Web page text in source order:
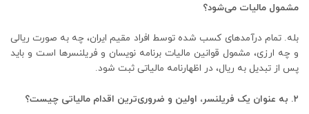
مشمول مالیات می‌شود؟
بله. تمام درآمدهای کسب شده توسط افراد مقیم ایران، چه به صورت ریالی
و چه ارزی، مشمول قوانین مالیات برنامه نویسان و فریلنسرها است و باید
پس از تبدیل به ریال، در اظهارنامه مالیاتی ثبت شود.
۲. به عنوان یک فریلنسر، اولین و ضروری‌ترین اقدام مالیاتی چیست؟